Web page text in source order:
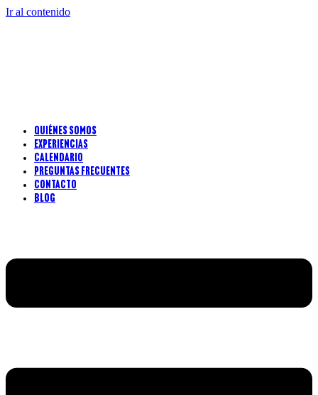
Ir al contenido
Quiénes somos
Experiencias
Calendario
Preguntas frecuentes
Contacto
Blog